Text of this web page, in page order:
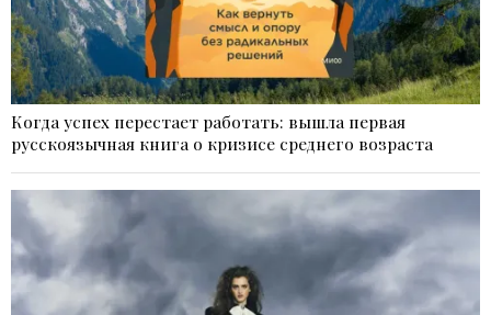
Когда успех перестает работать: вышла первая
русскоязычная книга о кризисе среднего возраста